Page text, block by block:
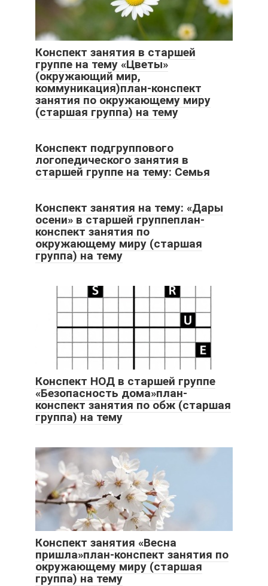
Конспект занятия в старшей
группе на тему «Цветы»
(окружающий мир,
коммуникация)план-конспект
занятия по окружающему миру
(старшая группа) на тему
Конспект подгруппового
логопедического занятия в
старшей группе на тему: Семья
Конспект занятия на тему: «Дары
осени» в старшей группеплан-
конспект занятия по
окружающему миру (старшая
группа) на тему
Конспект НОД в старшей группе
«Безопасность дома»план-
конспект занятия по обж (старшая
группа) на тему
Конспект занятия «Весна
пришла»план-конспект занятия по
окружающему миру (старшая
группа) на тему